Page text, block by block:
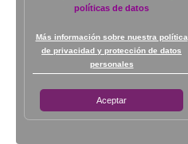
políticas de datos
Más información sobre nuestra política
de privacidad y protección de datos
personales
Aceptar